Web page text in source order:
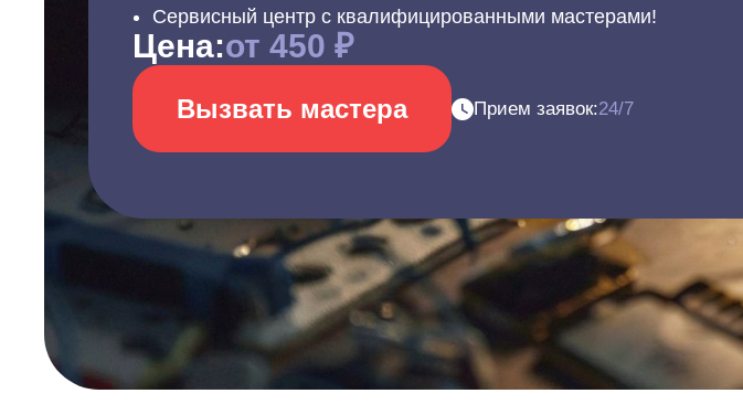
Сервисный центр с квалифицированными мастерами!
Цена:от 450 ₽
Вызвать мастера Прием заявок:24/7